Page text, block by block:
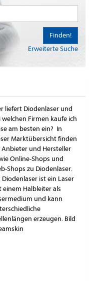
Erweiterte Suche
Finden!
liefert Diodenlaser und
welchen Firmen kaufe ich
am besten ein? In
Marktübersicht finden
Anbieter und Hersteller
Online-Shops und
Shops zu Diodenlaser.
Diodenlaser ist ein Laser
einem Halbleiter als
und kann
erzeugen. Bild